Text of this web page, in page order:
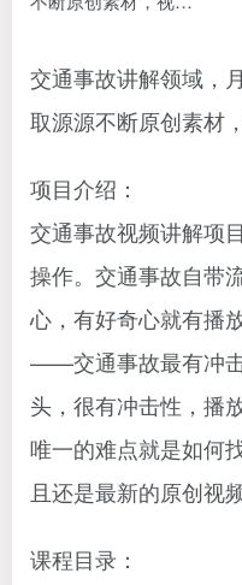
交通事故讲解领域，
取源源不断原创素材
项目介绍：
交通事故视频讲解项
操作。交通事故自带
心，有好奇心就有播
——交通事故最有冲
头，很有冲击性，播
唯一的难点就是如何
且还是最新的原创视
课程目录：